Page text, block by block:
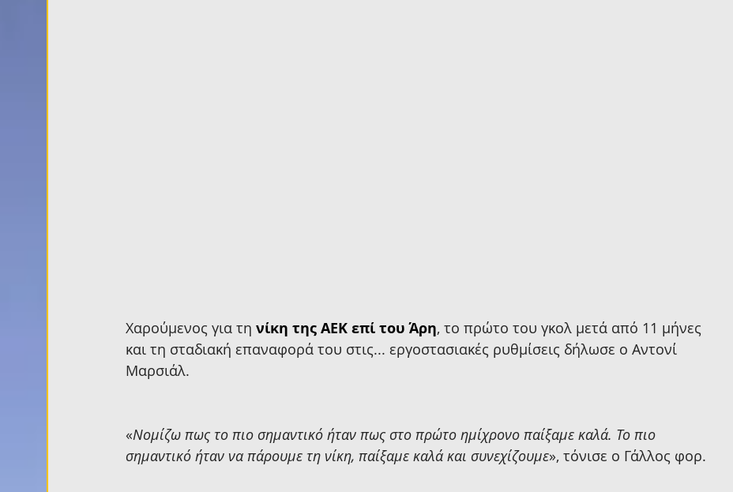
Χαρούμενος για τη νίκη της ΑΕΚ επί του Άρη, το πρώτο του γκολ μετά από 11 μήνες
και τη σταδιακή επαναφορά του στις... εργοστασιακές ρυθμίσεις δήλωσε ο Αντονί
Μαρσιάλ.
«Νομίζω πως το πιο σημαντικό ήταν πως στο πρώτο ημίχρονο παίξαμε καλά. Το πιο
σημαντικό ήταν να πάρουμε τη νίκη, παίξαμε καλά και συνεχίζουμε», τόνισε ο Γάλλος φορ.